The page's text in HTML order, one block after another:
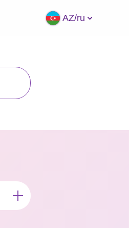
AZ/ru